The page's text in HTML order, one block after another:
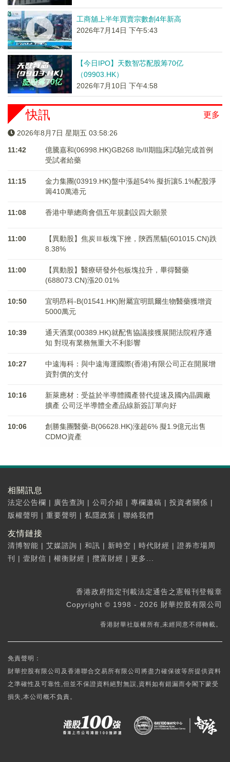
工商舖上半年買賣宗數創4年新高
2026年7月14日 下午5:43
【今日IPO】天数智芯配股筹70亿
（09903.HK）
2026年7月10日 下午4:58
更多
快訊
2026年8月7日 星期五 03:58:26
11:42
億騰嘉和(06998.HK)GB268 Ib/II期臨床試驗完成首例
受試者給藥
11:15
金力集團(03919.HK)盤中漲超54% 擬折讓5.1%配股淨
籌410萬港元
11:08 香港中華總商會倡五年規劃設四大願景
11:00
【異動股】焦炭Ⅲ板塊下挫，陝西黑貓(601015.CN)跌
8.38%
11:00
【異動股】醫療研發外包板塊拉升，畢得醫藥
(688073.CN)漲20.01%
10:50
宜明昂科-B(01541.HK)附屬宜明凱爾生物醫藥獲增資
5000萬元
10:39
通天酒業(00389.HK)就配售協議接獲展開法院程序通
知 對現有業務無重大不利影響
10:27
中遠海科：與中遠海運國際(香港)有限公司正在開展增
資對價的支付
10:16
新萊應材：受益於半導體國產替代提速及國內晶圓廠
擴產 公司泛半導體全產品線新簽訂單向好
10:06
創勝集團醫藥-B(06628.HK)涨超6% 擬1.9億元出售
CDMO資產
相關訊息
法定公告欄 | 廣告查詢 | 公司介紹 | 專欄邀稿 | 投資者關係 |
版權聲明 | 重要聲明 | 私隱政策 | 聯絡我們
友情鏈接
清博智能 | 艾媒諮詢 | 和訊 | 新時空 | 時代財經 | 證券市場周
刊
| 壹財信 | 權衡財經 | 攬富財經 | 更多...
香港政府指定刊載法定通告之憲報刊登報章
Copyright © 1998 - 2026 財華控股有限公司
香港財華社版權所有,未經同意不得轉載。
免責聲明：
財華控股有限公司及香港聯合交易所有限公司將盡力確保彼等所提供資料
之準確性及可靠性,但並不保證資料絕對無誤,資料如有錯漏而令閣下蒙受
損失,本公司概不負責。